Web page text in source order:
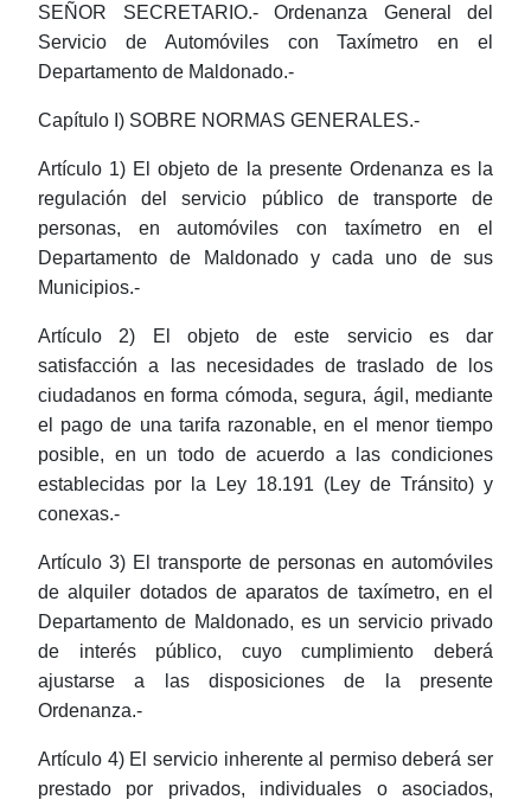
SEÑOR SECRETARIO.- Ordenanza General del
Servicio de Automóviles con Taxímetro en el
Departamento de Maldonado.-
Capítulo I) SOBRE NORMAS GENERALES.-
Artículo 1) El objeto de la presente Ordenanza es la
regulación del servicio público de transporte de
personas, en automóviles con taxímetro en el
Departamento de Maldonado y cada uno de sus
Municipios.-
Artículo 2) El objeto de este servicio es dar
satisfacción a las necesidades de traslado de los
ciudadanos en forma cómoda, segura, ágil, mediante
el pago de una tarifa razonable, en el menor tiempo
posible, en un todo de acuerdo a las condiciones
establecidas por la Ley 18.191 (Ley de Tránsito) y
conexas.-
Artículo 3) El transporte de personas en automóviles
de alquiler dotados de aparatos de taxímetro, en el
Departamento de Maldonado, es un servicio privado
de interés público, cuyo cumplimiento deberá
ajustarse a las disposiciones de la presente
Ordenanza.-
Artículo 4) El servicio inherente al permiso deberá ser
prestado por privados, individuales o asociados,